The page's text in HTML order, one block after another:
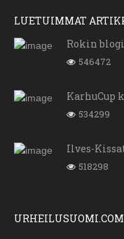
LUETUIMMAT
Rokin
546472
KarhuCup
534299
Ilves-
518298
URHEILUSUOMI.COM